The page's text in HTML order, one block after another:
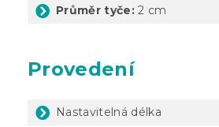
Průměr tyče: 2 cm
Provedení
Nastavitelná délka